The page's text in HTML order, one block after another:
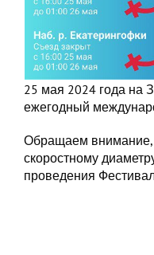
25 мая 2024 года на
ежегодный
Обращаем
скоростному
проведения